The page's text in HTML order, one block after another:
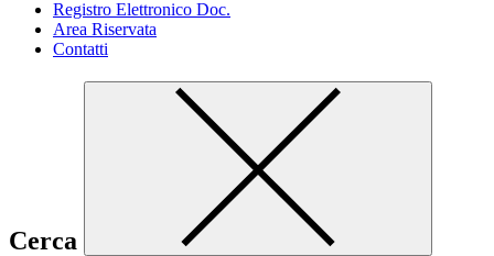
Registro Elettronico Doc.
Area Riservata
Contatti
Cerca